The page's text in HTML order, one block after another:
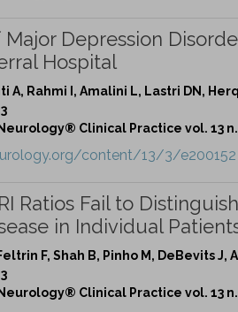
Depression
Hospital
A, Rahmi I, Amalini L, Lastri DN,
Clinical Practice vol. 13 n.
content/13/3/e200152
Ratios Fail to
in Individual
F, Shah B, Pinho M, DeBevits J,
Clinical Practice vol. 13 n.